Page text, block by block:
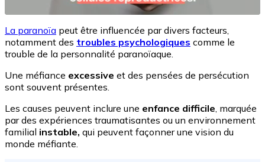
La paranoïa peut être influencée par divers facteurs,
notamment des troubles psychologiques comme le
trouble de la personnalité paranoïaque.
Une méfiance excessive et des pensées de persécution
sont souvent présentes.
Les causes peuvent inclure une enfance difficile, marquée
par des expériences traumatisantes ou un environnement
familial instable, qui peuvent façonner une vision du
monde méfiante.